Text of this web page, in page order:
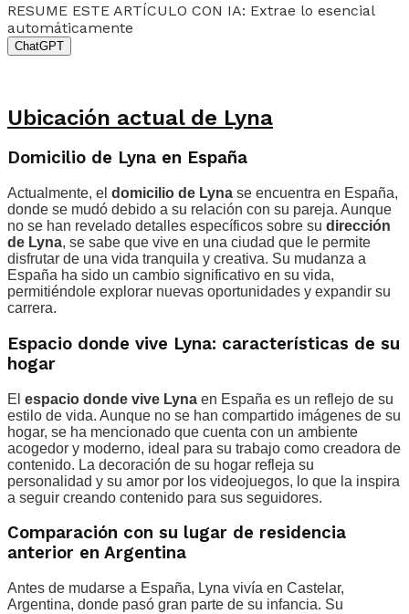
RESUME ESTE ARTÍCULO CON IA: Extrae lo esencial
automáticamente
ChatGPT
Ubicación actual de Lyna
Domicilio de Lyna en España
Actualmente, el domicilio de Lyna se encuentra en España,
donde se mudó debido a su relación con su pareja. Aunque
no se han revelado detalles específicos sobre su dirección
de Lyna, se sabe que vive en una ciudad que le permite
disfrutar de una vida tranquila y creativa. Su mudanza a
España ha sido un cambio significativo en su vida,
permitiéndole explorar nuevas oportunidades y expandir su
carrera.
Espacio donde vive Lyna: características de su
hogar
El espacio donde vive Lyna en España es un reflejo de su
estilo de vida. Aunque no se han compartido imágenes de su
hogar, se ha mencionado que cuenta con un ambiente
acogedor y moderno, ideal para su trabajo como creadora de
contenido. La decoración de su hogar refleja su
personalidad y su amor por los videojuegos, lo que la inspira
a seguir creando contenido para sus seguidores.
Comparación con su lugar de residencia
anterior en Argentina
Antes de mudarse a España, Lyna vivía en Castelar,
Argentina, donde pasó gran parte de su infancia. Su